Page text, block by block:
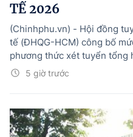
TẾ 2026
5 giờ trước
(Chinhphu.vn) - Hội đồng
tế (ĐHQG-HCM) công bố
phương thức xét tuyển tổng